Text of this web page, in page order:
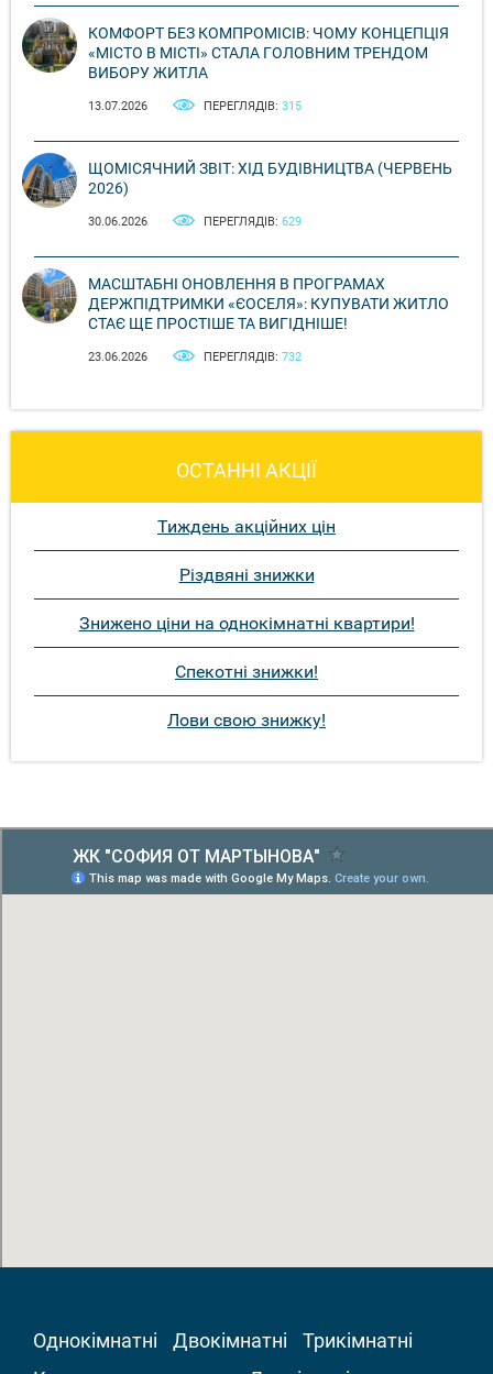
КОМФОРТ БЕЗ КОМПРОМІСІВ: ЧОМУ КОНЦЕПЦІЯ
«МІСТО В МІСТІ» СТАЛА ГОЛОВНИМ ТРЕНДОМ
ВИБОРУ ЖИТЛА
13.07.2026 ПЕРЕГЛЯДІВ: 315
ЩОМІСЯЧНИЙ ЗВІТ: ХІД БУДІВНИЦТВА (ЧЕРВЕНЬ
2026)
30.06.2026 ПЕРЕГЛЯДІВ: 629
МАСШТАБНІ ОНОВЛЕННЯ В ПРОГРАМАХ
ДЕРЖПІДТРИМКИ «ЄОСЕЛЯ»: КУПУВАТИ ЖИТЛО
СТАЄ ЩЕ ПРОСТІШЕ ТА ВИГІДНІШЕ!
23.06.2026 ПЕРЕГЛЯДІВ: 732
ОСТАННІ АКЦІЇ
Тиждень акційних цін
Різдвяні знижки
Знижено ціни на однокімнатні квартири!
Спекотні знижки!
Лови свою знижку!
Однокімнатні Двокімнатні
Трикімнатні